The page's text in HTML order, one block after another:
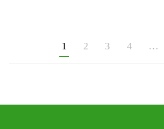
1 2 3 4 …